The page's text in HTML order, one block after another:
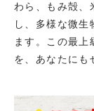
わら、もみ殻、
し、多様な微
ます。この最
を、あなたにも